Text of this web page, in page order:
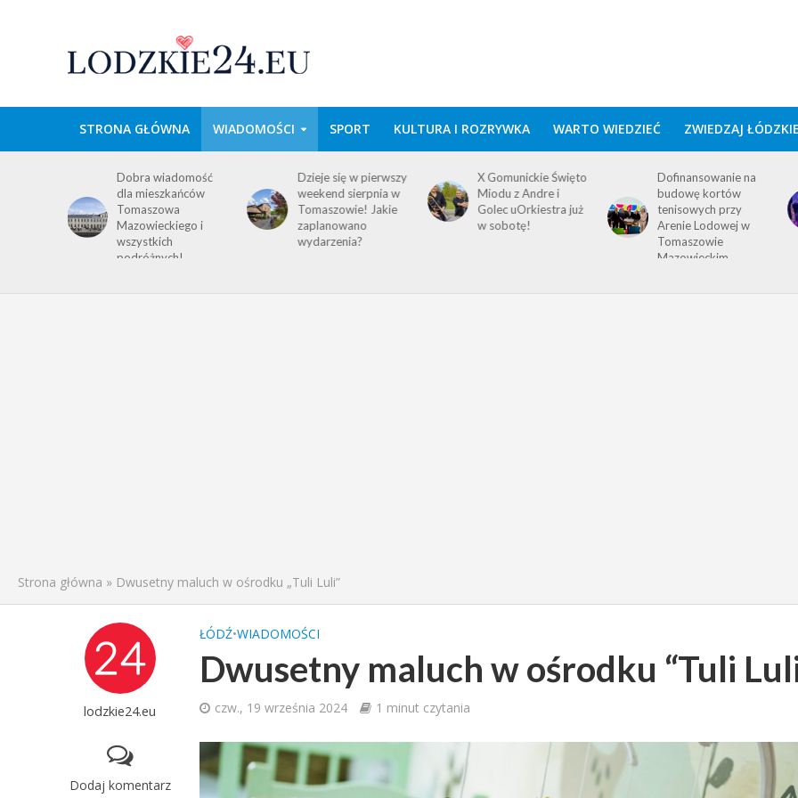
STRONA GŁÓWNA WIADOMOŚCI SPORT KULTURA I ROZRYWKA WARTO WIEDZIEĆ ZWIEDZAJ
Dobra wiadomość
dla mieszkańców
Tomaszowa
Mazowieckiego i
wszystkich
podróżnych!
Dzieje się w pierwszy
weekend sierpnia w
Tomaszowie! Jakie
zaplanowano
wydarzenia?
X Gomunickie Święto
Miodu z Andre i
Golec uOrkiestra już
w sobotę!
Dofinansowanie na
budowę kortów
tenisowych przy
Arenie Lodowej w
Tomaszowie
Mazowieckim
Strona główna » Dwusetny maluch w ośrodku „Tuli Luli”
lodzkie24.eu
Dodaj komentarz
ŁÓDŹ•WIADOMOŚCI
Dwusetny maluch w ośrodku “Tuli
czw., 19 września 2024 1 minut czytania